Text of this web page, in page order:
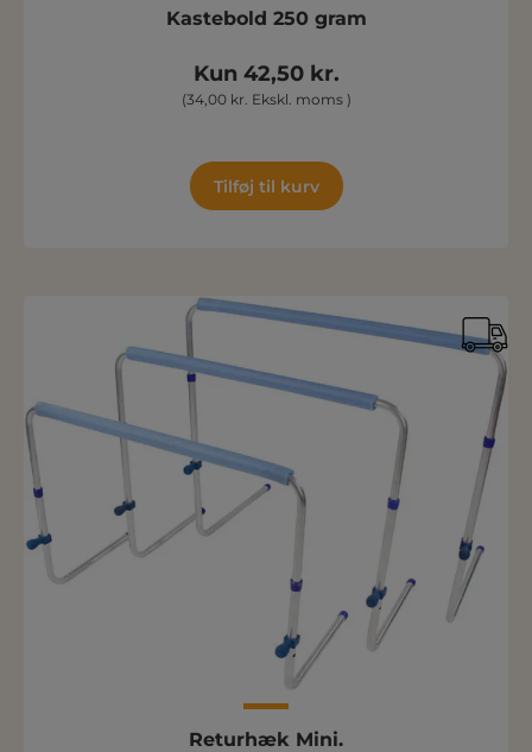
Kastebold 250 gram
Kun 42,50 kr.
(34,00 kr. Ekskl. moms )
Tilføj til kurv
Returhæk Mini.